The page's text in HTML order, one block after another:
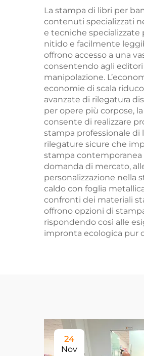
copertina
servizio di
La stampa di libri per
contenuti specializzati
e tecniche
nitido e facilmente
offrono accesso a una
consentendo agli
manipolazione.
economie di scala
avanzate di rilegatura
per opere più corpose,
consente di realizzare
stampa professionale di
rilegature sicure che
stampa
domanda di mercato,
personalizzazione nella
caldo con foglia
confronti dei materiali
offrono opzioni di
rispondendo così alle
impronta ecologica pur
24
Nov